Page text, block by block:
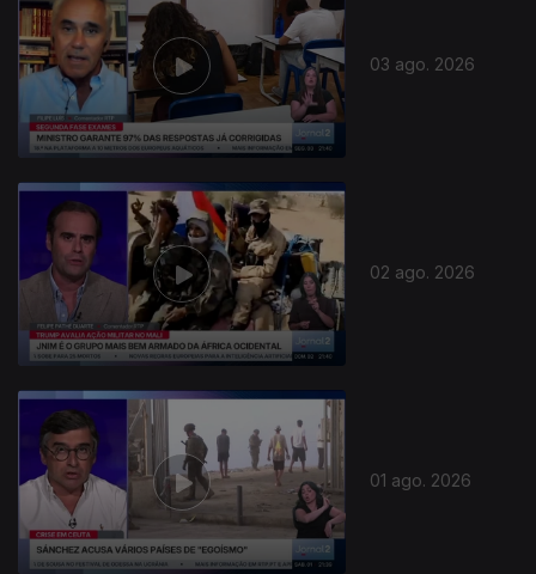
03 ago. 2026
02 ago. 2026
01 ago. 2026